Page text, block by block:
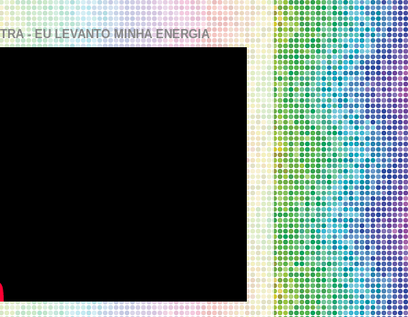
- EU LEVANTO MINHA ENERGIA